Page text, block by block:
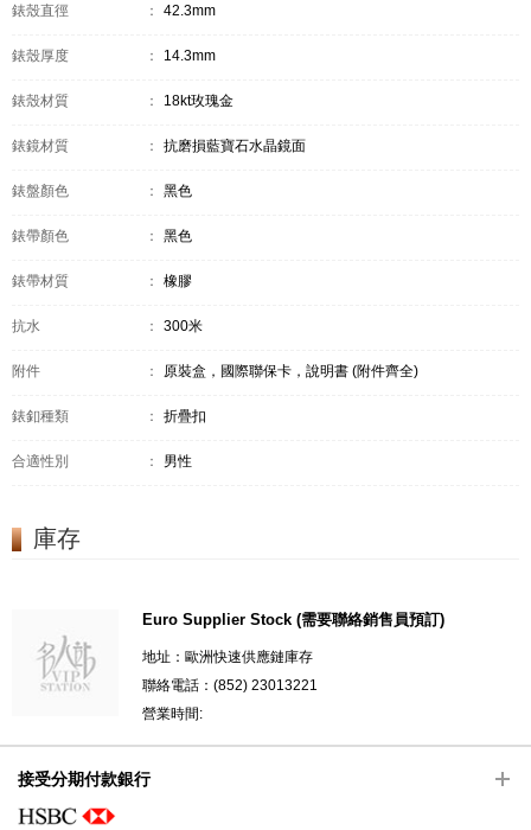
錶殼直徑 ： 42.3mm
錶殼厚度 ： 14.3mm
錶殼材質 ： 18kt玫瑰金
錶鏡材質 ： 抗磨損藍寶石水晶鏡面
錶盤顏色 ： 黑色
錶帶顏色 ： 黑色
錶帶材質 ： 橡膠
抗水 ： 300米
附件 ： 原裝盒，國際聯保卡，說明書 (附件齊全)
錶釦種類 ： 折疊扣
合適性別 ： 男性
庫存
Euro Supplier Stock (需要聯絡銷售員預訂)
地址：歐洲快速供應鏈庫存
聯絡電話：(852) 23013221
營業時間:
接受分期付款銀行